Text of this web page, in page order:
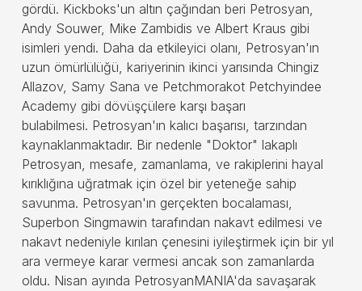
gördü. Kickboks'un altın çağından beri Petrosyan,
Andy Souwer, Mike Zambidis ve Albert Kraus gibi
isimleri yendi. Daha da etkileyici olanı, Petrosyan'ın
uzun ömürlülüğü, kariyerinin ikinci yarısında Chingiz
Allazov, Samy Sana ve Petchmorakot Petchyindee
Academy gibi dövüşçülere karşı başarı
bulabilmesi. Petrosyan'ın kalıcı başarısı, tarzından
kaynaklanmaktadır. Bir nedenle "Doktor" lakaplı
Petrosyan, mesafe, zamanlama, ve rakiplerini hayal
kırıklığına uğratmak için özel bir yeteneğe sahip
savunma. Petrosyan'ın gerçekten bocalaması,
Superbon Singmawin tarafından nakavt edilmesi ve
nakavt nedeniyle kırılan çenesini iyileştirmek için bir yıl
ara vermeye karar vermesi ancak son zamanlarda
oldu. Nisan ayında PetrosyanMANIA'da savaşarak